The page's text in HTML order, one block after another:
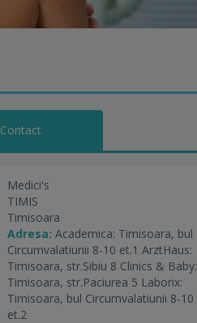
Contact
Medici's
TIMIS
Timisoara
Adresa: Academica: Timisoara, bul
Circumvalatiunii 8-10 et.1 ArztHaus:
Timisoara, str.Sibiu 8 Clinics & Baby:
Timisoara, str.Paciurea 5 Laborix:
Timisoara, bul Circumvalatiunii 8-10
et.2